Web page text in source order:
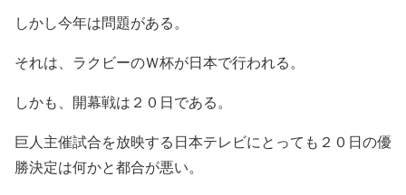
しかし今年は問題がある。
それは、ラクビーのＷ杯が日本で行われる。
しかも、開幕戦は２０日である。
巨人主催試合を放映する日本テレビにとっても２０日の優
勝決定は何かと都合が悪い。